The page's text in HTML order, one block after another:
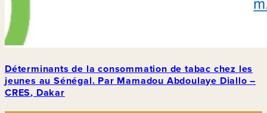
Déterminants de la consommation de tabac chez les
jeunes au Sénégal. Par Mamadou Abdoulaye Diallo –
CRES, Dakar